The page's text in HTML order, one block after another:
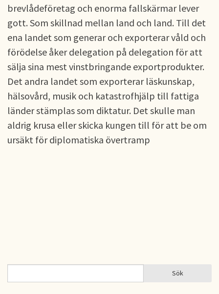
brevlådeföretag och enorma fallskärmar lever
gott. Som skillnad mellan land och land. Till det
ena landet som generar och exporterar våld och
förödelse åker delegation på delegation för att
sälja sina mest vinstbringande exportprodukter.
Det andra landet som exporterar läskunskap,
hälsovård, musik och katastrofhjälp till fattiga
länder stämplas som diktatur. Det skulle man
aldrig krusa eller skicka kungen till för att be om
ursäkt för diplomatiska övertramp
SÖKFORMULÄR Sök